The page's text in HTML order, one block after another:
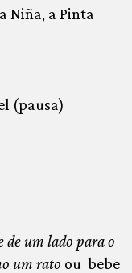
Niña, a Pinta
(pausa)
de um lado para o
um rato ou bebe